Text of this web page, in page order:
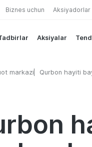
Biznes uchun
Aksiyalar
markazi
Qurbon hayiti